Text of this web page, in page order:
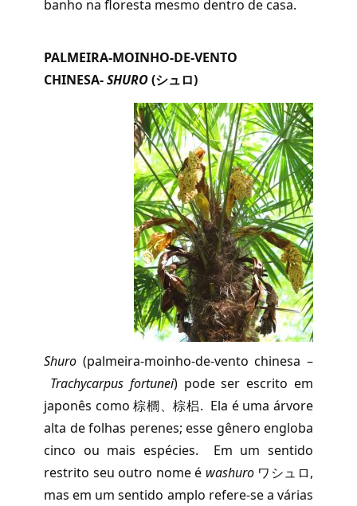
banho na floresta mesmo dentro de casa.
PALMEIRA-MOINHO-DE-VENTO
CHINESA-SHURO(シュロ)
Shuro (palmeira-moinho-de-vento chinesa –
Trachycarpus fortunei) pode ser escrito em
japonês como 棕櫚、棕梠. Ela é uma árvore
alta de folhas perenes; esse gênero engloba
cinco ou mais espécies. Em um sentido
restrito seu outro nome é washuro ワシュロ,
mas em um sentido amplo refere-se a várias